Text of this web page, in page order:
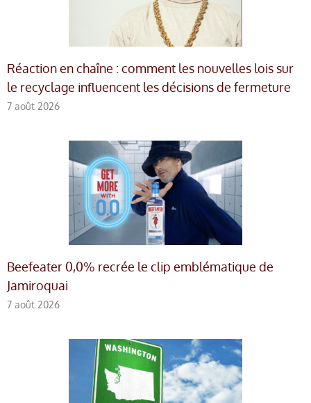
Réaction en chaîne : comment les nouvelles lois sur
le recyclage influencent les décisions de fermeture
7 août 2026
Beefeater 0,0% recrée le clip emblématique de
Jamiroquai
7 août 2026